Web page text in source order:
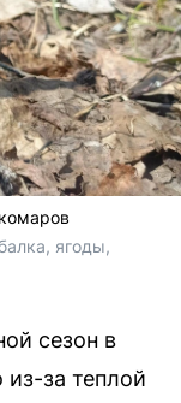
ягоды,
сезон в
за теплой